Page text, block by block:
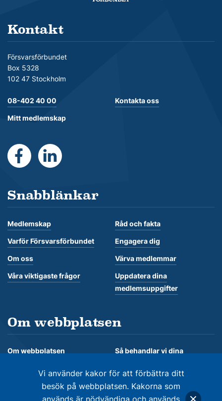
Vi använder kakor för att förbättra ditt
besök på webbplatsen. Kakorna som
används är nödvändiga och används
Kontakt
Försvarsförbundet
Box 5328
102 47 Stockholm
08-402 40 00
Mitt medlemskap
Kontakta oss
https://www.facebook.com/Forsvarsforbundet
https://se.linkedin.com/company/
Snabblänkar
Medlemskap
Varför Försvarsförbundet
Om oss
Våra viktigaste frågor
Råd och fakta
Engagera dig
Värva medlemmar
Uppdatera dina
medlemsuppgifter
Om webbplatsen
Om webbplatsen
Så behandlar vi dina